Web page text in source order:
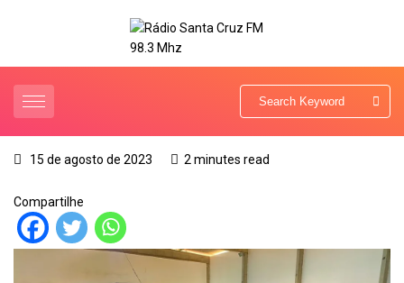
15 de agosto de 2023 2 minutes read
Compartilhe